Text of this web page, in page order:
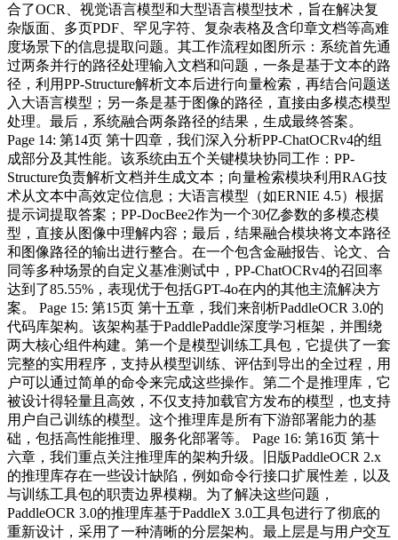
合了OCR、视觉语言模型和大型语言模型技术，旨在解决复
杂版面、多页PDF、罕见字符、复杂表格及含印章文档等高难
度场景下的信息提取问题。其工作流程如图所示：系统首先通
过两条并行的路径处理输入文档和问题，一条是基于文本的路
径，利用PP-Structure解析文本后进行向量检索，再结合问题送
入大语言模型；另一条是基于图像的路径，直接由多模态模型
处理。最后，系统融合两条路径的结果，生成最终答案。
Page 14: 第14页 第十四章，我们深入分析PP-ChatOCRv4的组
成部分及其性能。该系统由五个关键模块协同工作：PP-
Structure负责解析文档并生成文本；向量检索模块利用RAG技
术从文本中高效定位信息；大语言模型（如ERNIE 4.5）根据
提示词提取答案；PP-DocBee2作为一个30亿参数的多模态模
型，直接从图像中理解内容；最后，结果融合模块将文本路径
和图像路径的输出进行整合。在一个包含金融报告、论文、合
同等多种场景的自定义基准测试中，PP-ChatOCRv4的召回率
达到了85.55%，表现优于包括GPT-4o在内的其他主流解决方
案。 Page 15: 第15页 第十五章，我们来剖析PaddleOCR 3.0的
代码库架构。该架构基于PaddlePaddle深度学习框架，并围绕
两大核心组件构建。第一个是模型训练工具包，它提供了一套
完整的实用程序，支持从模型训练、评估到导出的全过程，用
户可以通过简单的命令来完成这些操作。第二个是推理库，它
被设计得轻量且高效，不仅支持加载官方发布的模型，也支持
用户自己训练的模型。这个推理库是所有下游部署能力的基
础，包括高性能推理、服务化部署等。 Page 16: 第16页 第十
六章，我们重点关注推理库的架构升级。旧版PaddleOCR 2.x
的推理库存在一些设计缺陷，例如命令行接口扩展性差，以及
与训练工具包的职责边界模糊。为了解决这些问题，
PaddleOCR 3.0的推理库基于PaddleX 3.0工具包进行了彻底的
重新设计，采用了一种清晰的分层架构。最上层是与用户交互